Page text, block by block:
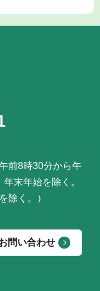
前8時30分から午
末年始を除く。
除く。）
問い合わせ